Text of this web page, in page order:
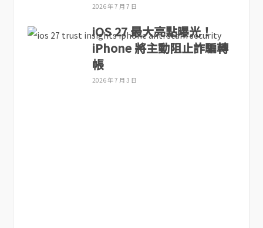
2026 年 7 月 7 日
iOS 27 最大亮點曝光！
iPhone 將主動阻止詐騙轉
帳
2026 年 7 月 3 日